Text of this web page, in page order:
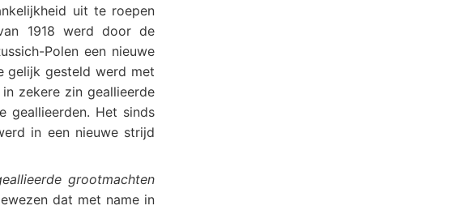
uit te roepen
1918 werd door de
Polen een nieuwe
gelijk gesteld werd met
zekere zin geallieerde
geallieerden. Het sinds
in een nieuwe strijd
grootmachten
dat met name in